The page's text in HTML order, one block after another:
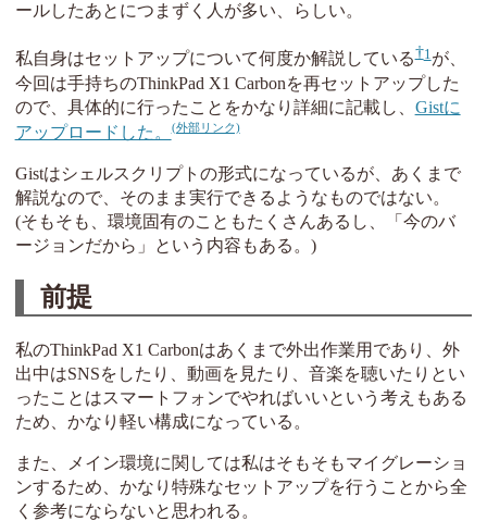
ールしたあとにつまずく人が多い、らしい。
私自身はセットアップについて何度か解説している 1が、
今回は手持ちのThinkPad X1 Carbonを再セットアップした
ので、具体的に行ったことをかなり詳細に記載し、 Gistに
アップロードした。
Gistはシェルスクリプトの形式になっているが、あくまで
解説なので、そのまま実行できるようなものではない。
(そもそも、環境固有のこともたくさんあるし、「今のバ
ージョンだから」という内容もある。)
前提
私のThinkPad X1 Carbonはあくまで外出作業用であり、外
出中はSNSをしたり、動画を見たり、音楽を聴いたりとい
ったことはスマートフォンでやればいいという考えもある
ため、かなり軽い構成になっている。
また、メイン環境に関しては私はそもそもマイグレーショ
ンするため、かなり特殊なセットアップを行うことから全
く参考にならないと思われる。